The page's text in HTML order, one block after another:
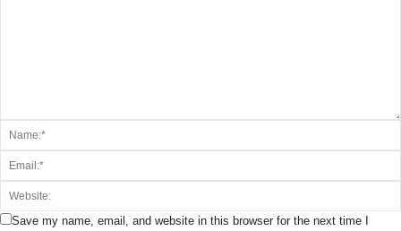
Save my name, email, and website in this browser for the next time I